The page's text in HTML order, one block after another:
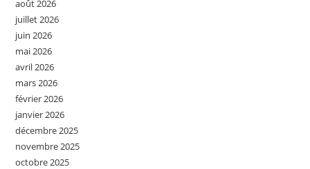
août 2026
juillet 2026
juin 2026
mai 2026
avril 2026
mars 2026
février 2026
janvier 2026
décembre 2025
novembre 2025
octobre 2025